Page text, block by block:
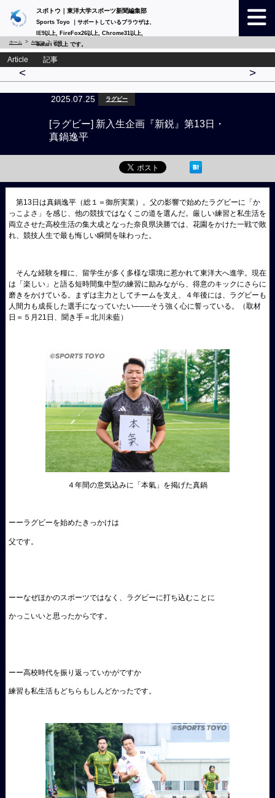
スポトウ｜東洋大学スポーツ新聞編集部
Sports Toyo ｜サポートしているブラウザは、
IE9以上, FireFox26以上, Chrome31以上,
Safari 6以上 です。
ホーム Article 詳細
Article 記事
< >
2025.07.25 ラグビー
[ラグビー] 新入生企画『新鋭』第13日・
真鍋逸平
第13日は真鍋逸平（総１＝御所実業）。父の影響で始めたラグビーに「か
っこよさ」を感じ、他の競技ではなくこの道を選んだ。厳しい練習と私生活を
両立させた高校生活の集大成となった奈良県決勝では、花園をかけた一戦で敗
れ、競技人生で最も悔しい瞬間を味わった。
そんな経験を糧に、留学生が多く多様な環境に惹かれて東洋大へ進学。現在
は「楽しい」と語る短時間集中型の練習に励みながら、得意のキックにさらに
磨きをかけている。まずは主力としてチームを支え、４年後には、ラグビーも
人間力も成長した選手になっていたい───そう強く心に誓っている。（取材
日＝５月21日、聞き手＝北川未藍）
４年間の意気込みに「本氣」を掲げた真鍋
ーーラグビーを始めたきっかけは
父です。
ーーなぜほかのスポーツではなく、ラグビーに打ち込むことに
かっこいいと思ったからです。
ーー高校時代を振り返っていかがですか
練習も私生活もどちらもしんどかったです。